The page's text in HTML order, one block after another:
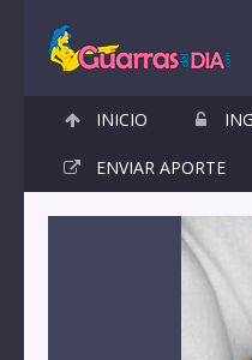
INICIO
ENVIAR APORTE